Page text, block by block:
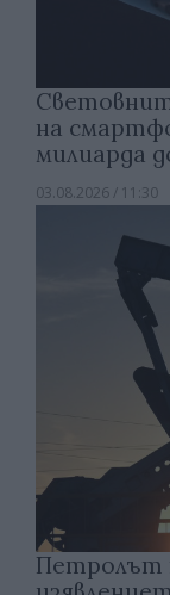
на
милиарда
03.08.2026 / 11:30
Петролът